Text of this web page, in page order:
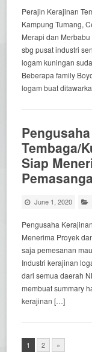
Perajin Kerajinan
Kampung Tumang,
Merapi dan
sbg pusat industri
logam kuningan
Beberapa family
logam buat
Tembaga/
Siap
June 1, 2020
Pengusaha
Menerima Proyek
saja pemesanan
Industri kerajinan
dari semua daerah
membuat summary
kerajinan […]
1 2 »